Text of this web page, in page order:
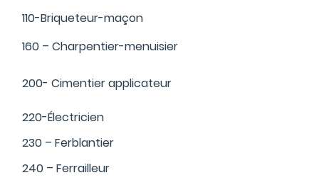
110-Briqueteur-maçon
160 – Charpentier-menuisier
200- Cimentier applicateur
220-Électricien
230 – Ferblantier
240 – Ferrailleur